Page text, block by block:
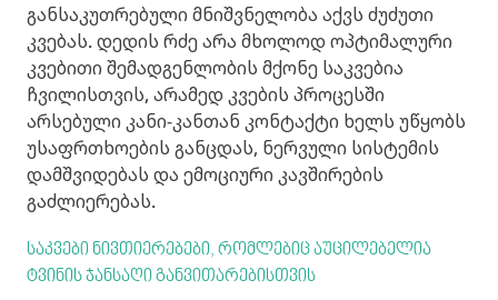
განსაკუთრებული მნიშვნელობა აქვს ძუძუთი
კვებას. დედის რძე არა მხოლოდ ოპტიმალური
კვებითი შემადგენლობის მქონე საკვებია
ჩვილისთვის, არამედ კვების პროცესში
არსებული კანი-კანთან კონტაქტი ხელს უწყობს
უსაფრთხოების განცდას, ნერვული სისტემის
დამშვიდებას და ემოციური კავშირების
გაძლიერებას.
საკვები ნივთიერებები, რომლებიც აუცილებელია
ტვინის ჯანსაღი განვითარებისთვის